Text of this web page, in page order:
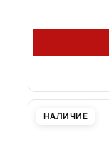
НАЛИЧИЕ